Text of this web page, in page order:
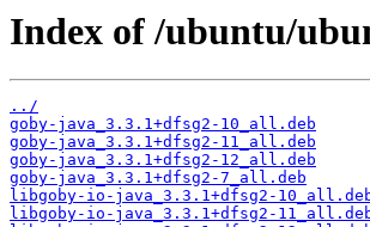
Index of /ubuntu/
../
goby-java_3.3.1+dfsg2-10_all.deb
goby-java_3.3.1+dfsg2-11_all.deb
goby-java_3.3.1+dfsg2-12_all.deb
goby-java_3.3.1+dfsg2-7_all.deb
libgoby-io-java_3.3.1+dfsg2-
libgoby-io-java_3.3.1+dfsg2-